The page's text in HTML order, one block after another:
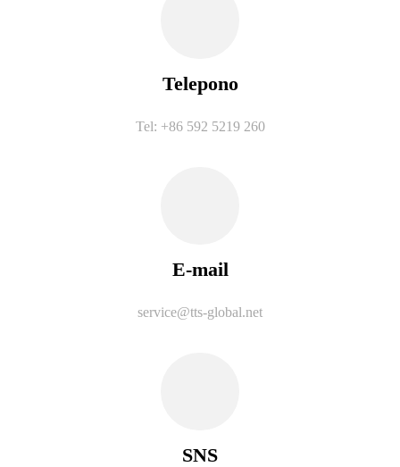
Telepono
Tel: +86 592 5219 260
E-mail
service@tts-global.net
SNS